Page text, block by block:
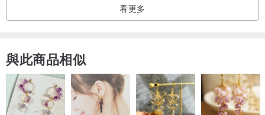
本小店是屬於小本經營 如貨品在寄運期間 受到損壞及寄失 我們沒法
我們能為閣下做到的一小點幫忙：貨物如果在寄運流程時損壞及寄失,
我們可以給閣下半價的價錢再購買之前購買寄出的款式（運費是正
價）希望能為大家保償一點點！
看更多
與此商品相似